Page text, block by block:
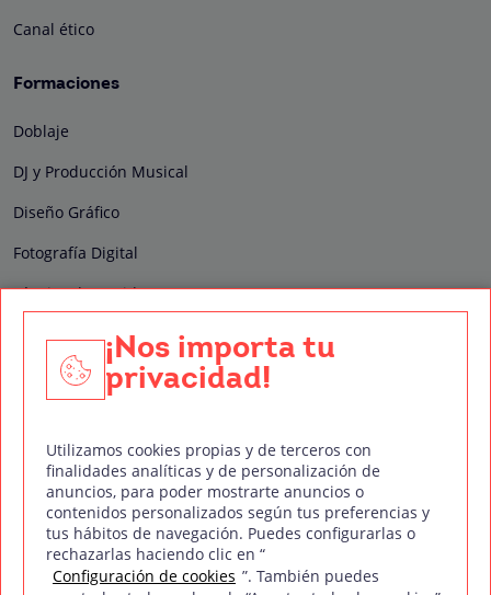
Canal ético
Formaciones
Doblaje
DJ y Producción Musical
Diseño Gráfico
Fotografía Digital
Técnico de Sonido
Edición y Postproducción de Vídeo
Nuestros sellos de calidad
Síguenos en Redes Sociales
¡Nos importa tu
privacidad!
Utilizamos cookies propias y de terceros con
finalidades analíticas y de personalización de
anuncios, para poder mostrarte anuncios o
contenidos personalizados según tus preferencias y
tus hábitos de navegación. Puedes configurarlas o
rechazarlas haciendo clic en “
Configuración de cookies ”. También puedes